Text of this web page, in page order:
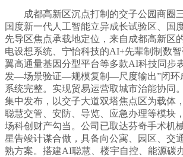
成都高新区沉点打制的交子公园商圈
国度新一代人工智能立异成长试验区、国
先导区焦点承载地定位，来自成都高新区
电设想系统、宁怡科技的AI+先辈制制数
翼高通量基因分型平台等多款AI科技同步
发—场景验证—规模复制—尺度输出”闭环
系统完整。实现贸易运营取城市治能协同
集中发布，以交子大道双塔焦点区为载体
聪慧交管、安防、导览、应急办理等模块
场科创财产勾当。公司已取达芬奇手术机
星告竣计谋合做，具备向公寓、园区、交
熟方案。搭建AI聪慧、楼宇自控、能源碳